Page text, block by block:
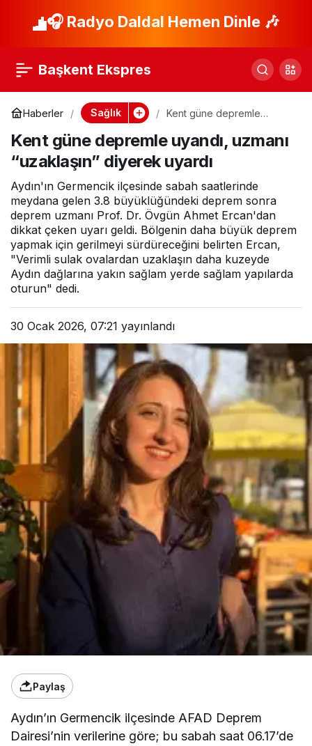
🎧 Radyo Daldal Hemen Dinle 🎶
Başkent Ekspres
Haberler Sağlık
Kent güne depremle
diyerek uyardı
Kent güne depremle uyandı, uzmanı
“uzaklaşın” diyerek uyardı
Aydın'ın Germencik ilçesinde sabah saatlerinde
meydana gelen 3.8 büyüklüğündeki deprem sonra
deprem uzmanı Prof. Dr. Övgün Ahmet Ercan'dan
dikkat çeken uyarı geldi. Bölgenin daha büyük deprem
yapmak için gerilmeyi sürdüreceğini belirten Ercan,
"Verimli sulak ovalardan uzaklaşın daha kuzeyde
Aydın dağlarına yakın sağlam yerde sağlam yapılarda
oturun" dedi.
30 Ocak 2026, 07:21 yayınlandı
Paylaş
Aydın’ın Germencik ilçesinde AFAD Deprem
Dairesi’nin verilerine göre; bu sabah saat 06.17’de
Türk Böbrek
farkındalığı etkinliği
Paylaş